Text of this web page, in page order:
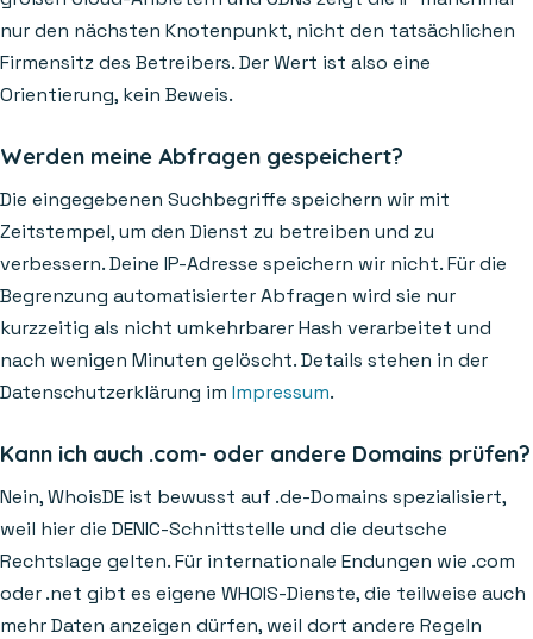
nur den nächsten Knotenpunkt, nicht den tatsächlichen
Firmensitz des Betreibers. Der Wert ist also eine
Orientierung, kein Beweis.
Werden meine Abfragen gespeichert?
Die eingegebenen Suchbegriffe speichern wir mit
Zeitstempel, um den Dienst zu betreiben und zu
verbessern. Deine IP-Adresse speichern wir nicht. Für die
Begrenzung automatisierter Abfragen wird sie nur
kurzzeitig als nicht umkehrbarer Hash verarbeitet und
nach wenigen Minuten gelöscht. Details stehen in der
Datenschutzerklärung im Impressum.
Kann ich auch .com- oder andere Domains prüfen?
Nein, WhoisDE ist bewusst auf .de-Domains spezialisiert,
weil hier die DENIC-Schnittstelle und die deutsche
Rechtslage gelten. Für internationale Endungen wie .com
oder .net gibt es eigene WHOIS-Dienste, die teilweise auch
mehr Daten anzeigen dürfen, weil dort andere Regeln